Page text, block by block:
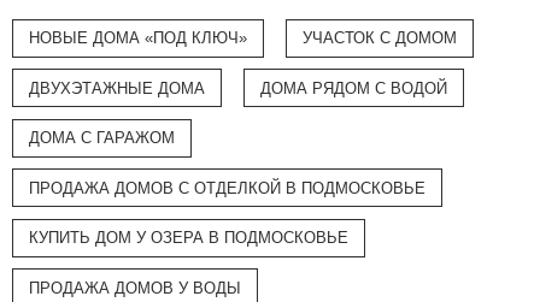
НОВЫЕ ДОМА «ПОД КЛЮЧ» УЧАСТОК С ДОМОМ
ДВУХЭТАЖНЫЕ ДОМА ДОМА РЯДОМ С ВОДОЙ
ДОМА С ГАРАЖОМ
ПРОДАЖА ДОМОВ С ОТДЕЛКОЙ В ПОДМОСКОВЬЕ
КУПИТЬ ДОМ У ОЗЕРА В ПОДМОСКОВЬЕ
ПРОДАЖА ДОМОВ У ВОДЫ